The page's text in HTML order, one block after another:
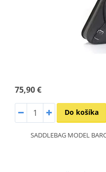
75,90 €
Do košíka
SADDLEBAG MODEL